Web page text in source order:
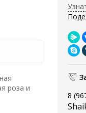
8
роза и